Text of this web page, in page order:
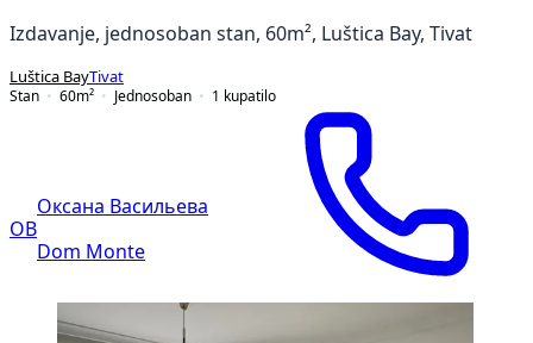
Izdavanje, jednosoban stan, 60m², Luštica Bay, Tivat
Luštica BayTivat
Stan
60m² Jednosoban 1 kupatilo
ОВ
Оксана Васильева
Dom Monte